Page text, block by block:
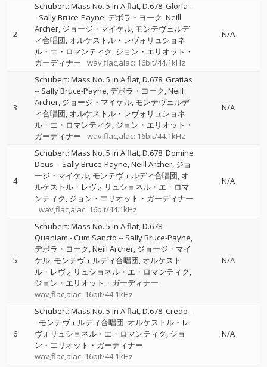
2
Schubert: Mass No. 5 in A flat, D.678: Gloria -
- Sally Bruce-Payne デボラ・ヨーク Neill
Archer ジョージ・マイケル モンテヴェルデ
ィ合唱団 オルケストル・レヴォリュショネ
ル・エ・ロマンティク ジョン・エリオット・
ガーディナー
wav,flac,alac: 16bit/44.1kHz
N/A
3
Schubert: Mass No. 5 in A flat, D.678: Gratias
-- Sally Bruce-Payne デボラ・ヨーク Neill
Archer ジョージ・マイケル モンテヴェルデ
ィ合唱団 オルケストル・レヴォリュショネ
ル・エ・ロマンティク ジョン・エリオット・
ガーディナー
wav,flac,alac: 16bit/44.1kHz
N/A
4
Schubert: Mass No. 5 in A flat, D.678: Domine
Deus -- Sally Bruce-Payne Neill Archer ジョ
ージ・マイケル モンテヴェルディ合唱団 オ
ルケストル・レヴォリュショネル・エ・ロマ
ンティク ジョン・エリオット・ガーディナー
wav,flac,alac: 16bit/44.1kHz
N/A
5
Schubert: Mass No. 5 in A flat, D.678:
Quaniam - Cum Sancto -- Sally Bruce-Payne
デボラ・ヨーク Neill Archer ジョージ・マイ
ケル モンテヴェルディ合唱団 オルケスト
ル・レヴォリュショネル・エ・ロマンティク
ジョン・エリオット・ガーディナー
wav,flac,alac: 16bit/44.1kHz
N/A
6
Schubert: Mass No. 5 in A flat, D.678: Credo -
- モンテヴェルディ合唱団 オルケストル・レ
ヴォリュショネル・エ・ロマンティク ジョ
ン・エリオット・ガーディナー
wav,flac,alac: 16bit/44.1kHz
N/A